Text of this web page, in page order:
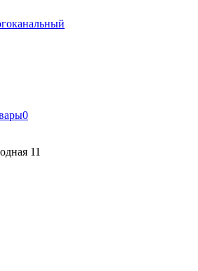
0
11